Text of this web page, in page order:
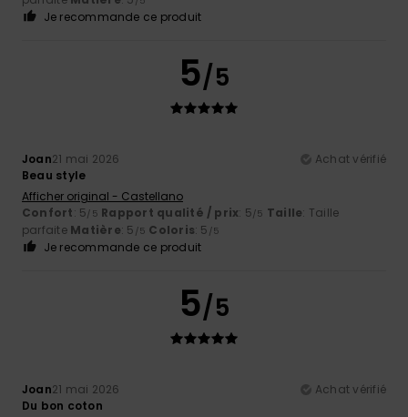
Je recommande ce produit
5/5
Joan21 mai 2026
Achat vérifié
Beau style
Afficher original - Castellano
Confort: 5/5 Rapport qualité / prix: 5/5 Taille: Taille
parfaite Matière: 5 /5 Coloris: 5 /5
Je recommande ce produit
5/5
Joan21 mai 2026
Achat vérifié
Du bon coton